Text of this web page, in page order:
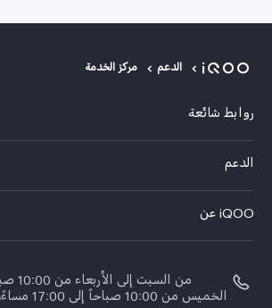
الدعم مركز الخدمة
روابط شائعة
الدعم
مصادقة IMEI
اسعار قطع الغيار
iQOO عن
الإشعارات القانونية
الخميس من 10:00 صباحاً إلى 17:00 مساءً، باستثناء أيام العطل